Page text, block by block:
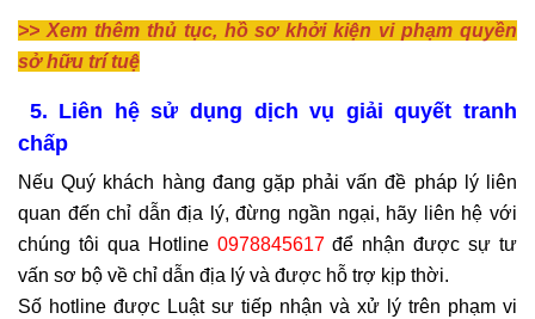
>> Xem thêm thủ tục, hồ sơ khởi kiện vi phạm quyền
sở hữu trí tuệ
5. Liên hệ sử dụng dịch vụ giải quyết tranh
chấp
Nếu Quý khách hàng đang gặp phải vấn đề pháp lý liên
quan đến chỉ dẫn địa lý, đừng ngần ngại, hãy liên hệ với
chúng tôi qua Hotline 0978845617để nhận được sự tư
vấn sơ bộ về chỉ dẫn địa lý và được hỗ trợ kịp thời.
Số hotline được Luật sư tiếp nhận và xử lý trên phạm vi